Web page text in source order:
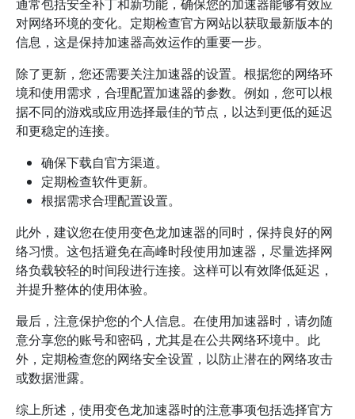
通常包括安全补丁和新功能，确保您的加速器能够有效应
对网络环境的变化。定期检查官方网站以获取最新版本的
信息，这是保持加速器高效运作的重要一步。
除了更新，您还需要关注加速器的设置。根据您的网络环
境和使用需求，合理配置加速器的参数。例如，您可以根
据不同的游戏或应用选择最佳的节点，以达到更低的延迟
和更稳定的连接。
确保下载自官方渠道。
定期检查软件更新。
根据需求合理配置设置。
此外，建议您在使用变色龙加速器的同时，保持良好的网
络习惯。这包括避免在高峰时段使用加速器，尽量选择网
络负载较轻的时间段进行连接。这样可以有效降低延迟，
并提升整体的使用体验。
最后，注意保护您的个人信息。在使用加速器时，请勿随
意分享您的账号和密码，尤其是在公共网络环境中。此
外，定期检查您的网络安全设置，以防止潜在的网络攻击
或数据泄露。
综上所述，使用变色龙加速器时的注意事项包括选择官方